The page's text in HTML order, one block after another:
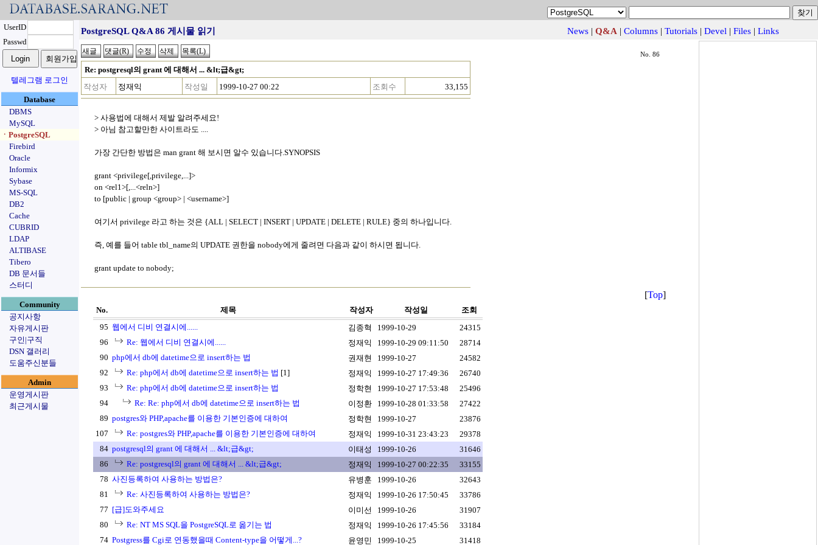
UserID
Passwd
텔레그램 로그인
Database
DBMS
MySQL
ㆍPostgreSQL
Firebird
Oracle
Informix
Sybase
MS-SQL
DB2
Cache
CUBRID
LDAP
ALTIBASE
Tibero
DB 문서들
스터디
Community
공지사항
자유게시판
구인|구직
DSN 갤러리
도움주신분들
Admin
운영게시판
최근게시물
PostgreSQL Q&A 86 게시물 읽기 News | Q&A | Columns | Tutorials | Devel | Files | Links
No. 86
Re: postgresql의 grant 에 대해서 ... &lt;급&gt;
작성자
정재익 작성일 1999-10-27 00:22 조회수 33,155
> 사용법에 대해서 제발 알려주세요!
> 아님 참고할만한 사이트라도 ....
가장 간단한 방법은 man grant 해 보시면 알수 있습니다.SYNOPSIS
grant <privilege[,privilege,...]>
on <rel1>[,...<reln>]
to [public | group <group> | <username>]
여기서 privilege 라고 하는 것은 {ALL | SELECT | INSERT | UPDATE | DELETE | RULE} 중의 하나입니다.
즉, 예를 들어 table tbl_name의 UPDATE 권한을 nobody에게 줄려면 다음과 같이 하시면 됩니다.
grant update to nobody;
[Top]
No. 제목 작성자 작성일
조회
95 웹에서 디비 연결시에...... 김종혁 1999-10-29
24315
96
Re: 웹에서 디비 연결시에...... 정재익 1999-10-29 09:11:50
28714
90 php에서 db에 datetime으로 insert하는 법 권재현 1999-10-27
24582
92
Re: php에서 db에 datetime으로 insert하는 법 [1] 정재익 1999-10-27 17:49:36
26740
93
Re: php에서 db에 datetime으로 insert하는 법 정학현 1999-10-27 17:53:48
25496
94
Re: Re: php에서 db에 datetime으로 insert하는 법 이정환 1999-10-28 01:33:58
27422
89 postgres와 PHP,apache를 이용한 기본인증에 대하여 정학현 1999-10-27
23876
107
Re: postgres와 PHP,apache를 이용한 기본인증에 대하여 정재익 1999-10-31 23:43:23
29378
84 postgresql의 grant 에 대해서 ... &lt;급&gt; 이태성 1999-10-26
31646
86
Re: postgresql의 grant 에 대해서 ... &lt;급&gt; 정재익 1999-10-27 00:22:35
33155
78 사진등록하여 사용하는 방법은? 유병훈 1999-10-26
32643
81
Re: 사진등록하여 사용하는 방법은? 정재익 1999-10-26 17:50:45
33786
77 [급]도와주세요 이미선 1999-10-26
31907
80
Re: NT MS SQL을 PostgreSQL로 옮기는 법 정재익 1999-10-26 17:45:56
33184
74 Postgress를 Cgi로 연동했을때 Content-type을 어떻게...? 윤영민 1999-10-25 31418